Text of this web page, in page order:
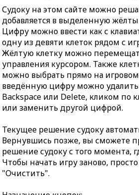
Судоку на этом сайте можно
добавляется в выделенную
Цифру можно ввести как с
одну из девяти клеток рядом с
Жёлтую клетку можно
управления курсором. Также
можно выбрать прямо на
введённую цифру можно
Backspace или Delete, кликом по
или заменить другой цифрой.
Текущее решение судоку
Вернувшись позже, вы сможете
решение судоку с того момента,
Чтобы начать игру заново,
"Очистить".